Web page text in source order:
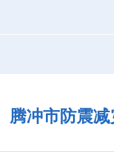
腾冲市防震